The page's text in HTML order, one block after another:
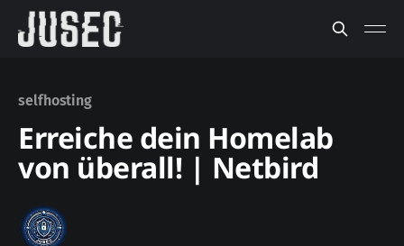
selfhosting
Erreiche dein Homelab
von überall! | Netbird